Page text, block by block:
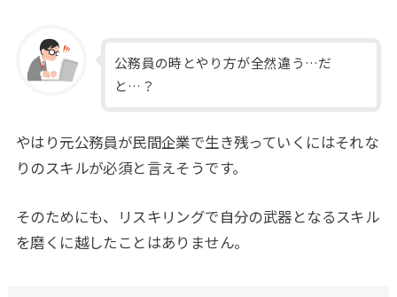
公務員の時とやり方が全然違う…だ
と…？
やはり元公務員が民間企業で生き残っていくにはそれな
りのスキルが必須と言えそうです。
そのためにも、リスキリングで自分の武器となるスキル
を磨くに越したことはありません。